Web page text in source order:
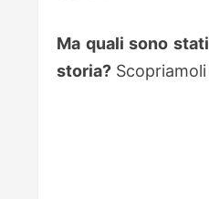
Ma quali sono
storia?